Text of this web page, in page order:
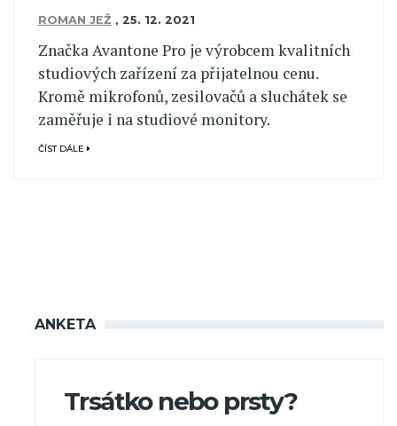
ROMAN JEŽ , 25. 12. 2021
Značka Avantone Pro je výrobcem kvalitních
studiových zařízení za přijatelnou cenu.
Kromě mikrofonů, zesilovačů a sluchátek se
zaměřuje i na studiové monitory.
ČÍST DÁLE
ANKETA
Trsátko nebo prsty?